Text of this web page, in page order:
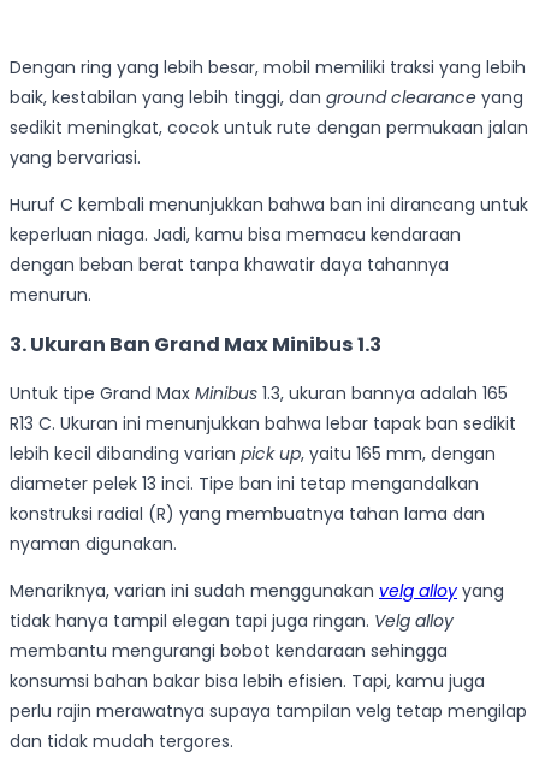
Dengan ring yang lebih besar, mobil memiliki traksi yang lebih
baik, kestabilan yang lebih tinggi, dan ground clearance yang
sedikit meningkat, cocok untuk rute dengan permukaan jalan
yang bervariasi.
Huruf C kembali menunjukkan bahwa ban ini dirancang untuk
keperluan niaga. Jadi, kamu bisa memacu kendaraan
dengan beban berat tanpa khawatir daya tahannya
menurun.
3. Ukuran Ban Grand Max Minibus 1.3
Untuk tipe Grand Max Minibus 1.3, ukuran bannya adalah 165
R13 C. Ukuran ini menunjukkan bahwa lebar tapak ban sedikit
lebih kecil dibanding varian pick up, yaitu 165 mm, dengan
diameter pelek 13 inci. Tipe ban ini tetap mengandalkan
konstruksi radial (R) yang membuatnya tahan lama dan
nyaman digunakan.
Menariknya, varian ini sudah menggunakan velg alloyyang
tidak hanya tampil elegan tapi juga ringan. Velg alloy
membantu mengurangi bobot kendaraan sehingga
konsumsi bahan bakar bisa lebih efisien. Tapi, kamu juga
perlu rajin merawatnya supaya tampilan velg tetap mengilap
dan tidak mudah tergores.